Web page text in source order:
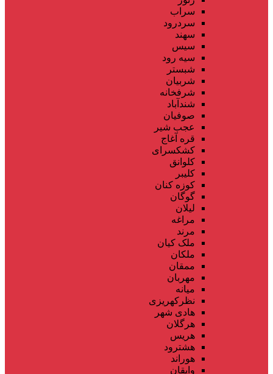
سراب
سردرود
سهند
سیس
سیه رود
شبستر
شربیان
شرفخانه
شندآباد
صوفیان
عجب شیر
قره آغاج
کشکسرای
کلوانق
کلیبر
کوزه کنان
گوگان
لیلان
مراغه
مرند
ملک کیان
ملکان
ممقان
مهربان
میانه
نظرکهریزی
هادی شهر
هرگلان
هریس
هشترود
هوراند
وایقان